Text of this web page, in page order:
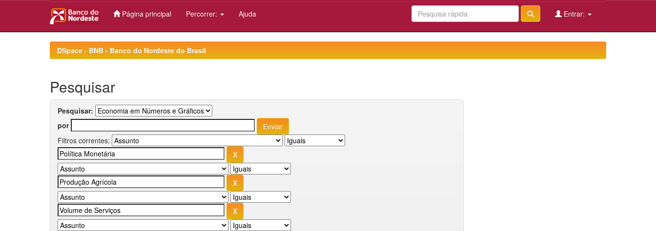
Página principal Percorrer: Ajuda Entrar:
DSpace - BNB - Banco do Nordeste do Brasil
Pesquisar
Pesquisar:
por
Filtros correntes: